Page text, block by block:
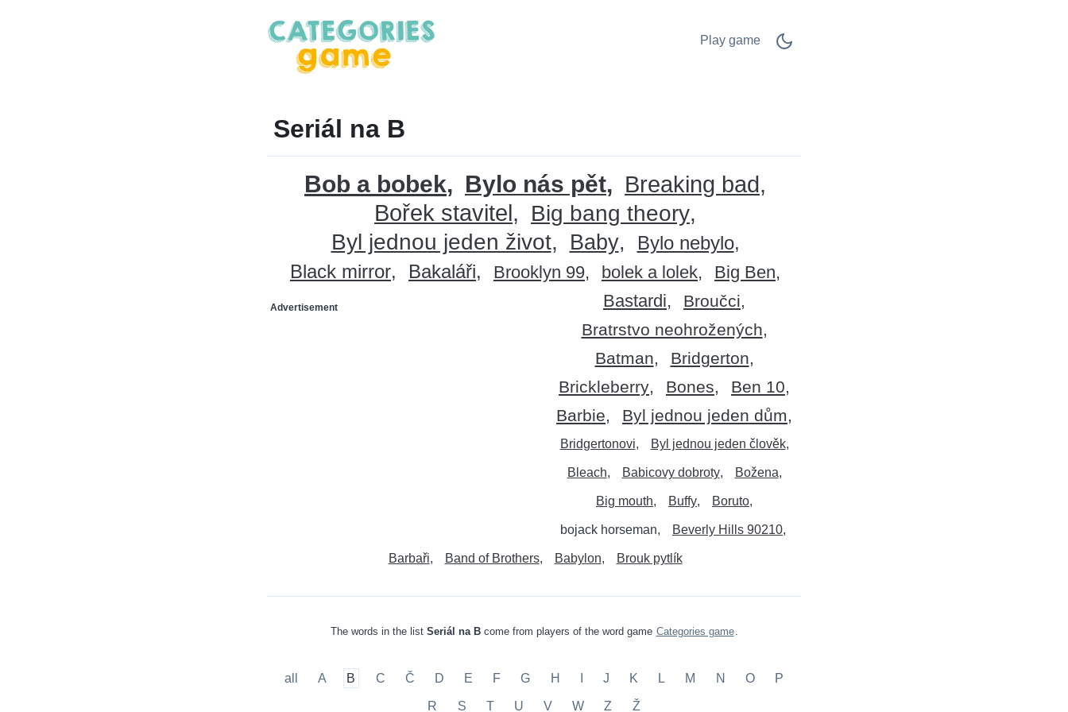
Play game
Seriál na B
Bob a bobek Bylo nás pět
Breaking bad
Bořek stavitel
Big bang theory
Byl jednou jeden život
Baby
Bylo nebylo
Black mirror
Bakaláři Brooklyn 99 bolek a lolek
Big Ben
Bastardi
Broučci
Advertisement
Bratrstvo neohrožených
Batman
Bridgerton
Brickleberry
Bones
Ben 10
Barbie
Byl jednou jeden dům
Bridgertonovi Byl jednou jeden člověk
Bleach Babicovy dobroty Božena
Big mouth Buffy Boruto
bojack horseman Beverly Hills 90210
Barbaři Band of Brothers Babylon Brouk pytlík
The words in the list Seriál na Bcome from players of the word game Categories game.
all A B C Č D E F G H J K L M N O P
R S T U V W Z Ž